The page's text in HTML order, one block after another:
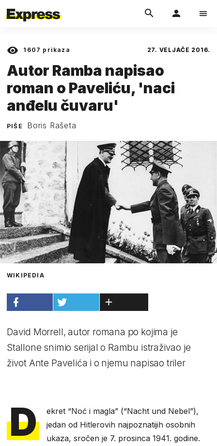
1607 prikaza 27. VELJAČE 2016.
Autor Ramba napisao
roman o Paveliću, 'naci
anđelu čuvaru'
PIŠE Boris Rašeta
WIKIPEDIA
David Morrell, autor romana po kojima je
Stallone snimio serijal o Rambu istraživao je
život Ante Pavelića i o njemu napisao triler
D
ekret “Noć i magla” (“Nacht und Nebel”),
jedan od Hitlerovih najpoznatijih osobnih
ukaza, sročen je 7. prosinca 1941. godine.